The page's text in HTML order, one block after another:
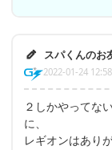
スパくんのお
2022-01-24
２しかやってな
に、
レギオンはあり